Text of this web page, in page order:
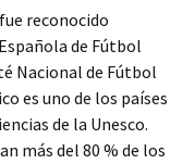
reconocido
de Fútbol
Nacional de Fútbol
es uno de los países
de la Unesco.
más del 80 % de los